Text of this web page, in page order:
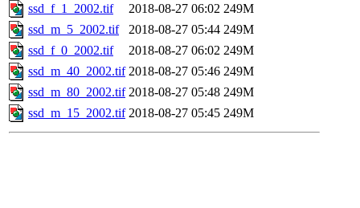
ssd_f_1_2002.tif
2018-08-27 06:02 249M
ssd_m_5_2002.tif
2018-08-27 05:44 249M
ssd_f_0_2002.tif
2018-08-27 06:02 249M
ssd_m_40_2002.tif 2018-08-27 05:46 249M
ssd_m_80_2002.tif 2018-08-27 05:48 249M
ssd_m_15_2002.tif 2018-08-27 05:45 249M